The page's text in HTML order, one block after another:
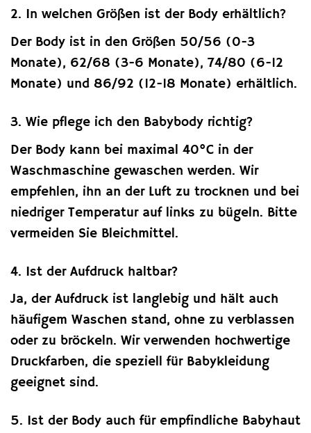
2. In welchen Größen ist der Body erhältlich?
Der Body ist in den Größen 50/56 (0-3
Monate), 62/68 (3-6 Monate), 74/80 (6-12
Monate) und 86/92 (12-18 Monate) erhältlich.
3. Wie pflege ich den Babybody richtig?
Der Body kann bei maximal 40°C in der
Waschmaschine gewaschen werden. Wir
empfehlen, ihn an der Luft zu trocknen und bei
niedriger Temperatur auf links zu bügeln. Bitte
vermeiden Sie Bleichmittel.
4. Ist der Aufdruck haltbar?
Ja, der Aufdruck ist langlebig und hält auch
häufigem Waschen stand, ohne zu verblassen
oder zu bröckeln. Wir verwenden hochwertige
Druckfarben, die speziell für Babykleidung
geeignet sind.
5. Ist der Body auch für empfindliche Babyhaut